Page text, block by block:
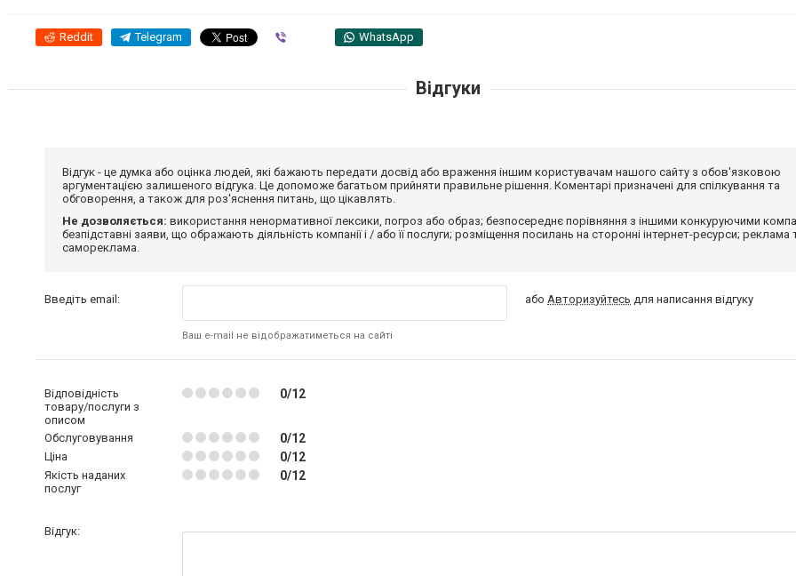
Reddit Telegram WhatsApp
Відгуки
Відгук - це думка або оцінка людей, які бажають передати досвід або враження іншим користувачам нашого сайту з обов'язковою
аргументацією залишеного відгука. Це допоможе багатьом прийняти правильне рішення. Коментарі призначені для спілкування та
обговорення, а також для роз'яснення питань, що цікавлять.
Не дозволяється: використання ненормативної лексики, погроз або образ; безпосереднє порівняння з іншими конкуруючими
безпідставні заяви, що ображають діяльність компанії і / або її послуги; розміщення посилань на сторонні інтернет-ресурси; реклама
самореклама.
Введіть email:
Ваш e-mail не відображатиметься на сайті
абоАвторизуйтесь для написання відгуку
Відповідність
товару/послуги з
описом
0/12
Обслуговування 0/12
Ціна 0/12
Якість наданих
послуг
0/12
Відгук: